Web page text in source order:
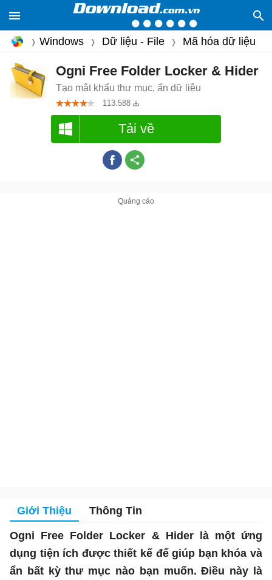
Windows Dữ liệu - File Mã hóa dữ liệu
Ogni Free Folder Locker & Hider
Tạo mật khẩu thư mục, ẩn dữ liệu
113.588
Tải về
Giới Thiệu Thông Tin
Ogni Free Folder Locker & Hider là một ứng
dụng tiện ích được thiết kế để giúp bạn khóa và
ẩn bất kỳ thư mục nào bạn muốn. Điều này là